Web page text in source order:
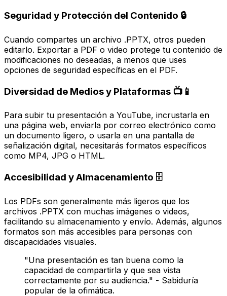
Seguridad y Protección del Contenido 🔒
Cuando compartes un archivo .PPTX, otros pueden
editarlo. Exportar a PDF o video protege tu contenido de
modificaciones no deseadas, a menos que uses
opciones de seguridad específicas en el PDF.
Diversidad de Medios y Plataformas 📺📱
Para subir tu presentación a YouTube, incrustarla en
una página web, enviarla por correo electrónico como
un documento ligero, o usarla en una pantalla de
señalización digital, necesitarás formatos específicos
como MP4, JPG o HTML.
Accesibilidad y Almacenamiento 🗄️
Los PDFs son generalmente más ligeros que los
archivos .PPTX con muchas imágenes o videos,
facilitando su almacenamiento y envío. Además, algunos
formatos son más accesibles para personas con
discapacidades visuales.
"Una presentación es tan buena como la
capacidad de compartirla y que sea vista
correctamente por su audiencia." - Sabiduría
popular de la ofimática.